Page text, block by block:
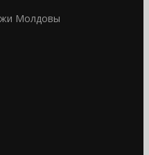
Молдовы